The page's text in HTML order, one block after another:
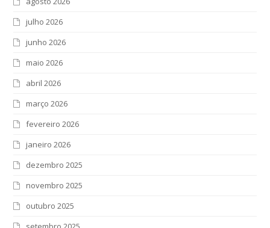
julho 2026
junho 2026
maio 2026
abril 2026
março 2026
fevereiro 2026
janeiro 2026
dezembro 2025
novembro 2025
outubro 2025